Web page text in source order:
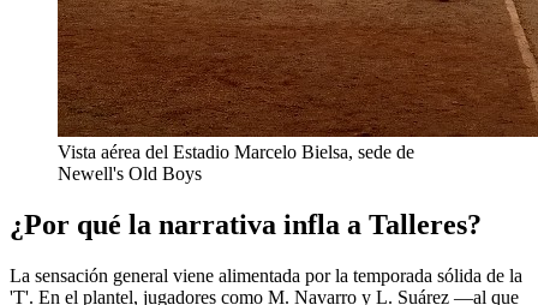
Vista aérea del Estadio Marcelo Bielsa, sede de
Newell's Old Boys
¿Por qué la narrativa infla a Talleres?
La sensación general viene alimentada por la temporada sólida de la
'T'. En el plantel, jugadores como M. Navarro y L. Suárez —al que